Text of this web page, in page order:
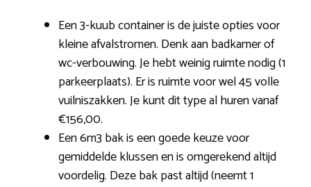
Een 3-kuub container is de juiste opties voor
kleine afvalstromen. Denk aan badkamer of
wc-verbouwing. Je hebt weinig ruimte nodig (1
parkeerplaats). Er is ruimte voor wel 45 volle
vuilniszakken. Je kunt dit type al huren vanaf
€156,00.
Een 6m3 bak is een goede keuze voor
gemiddelde klussen en is omgerekend altijd
voordelig. Deze bak past altijd (neemt 1